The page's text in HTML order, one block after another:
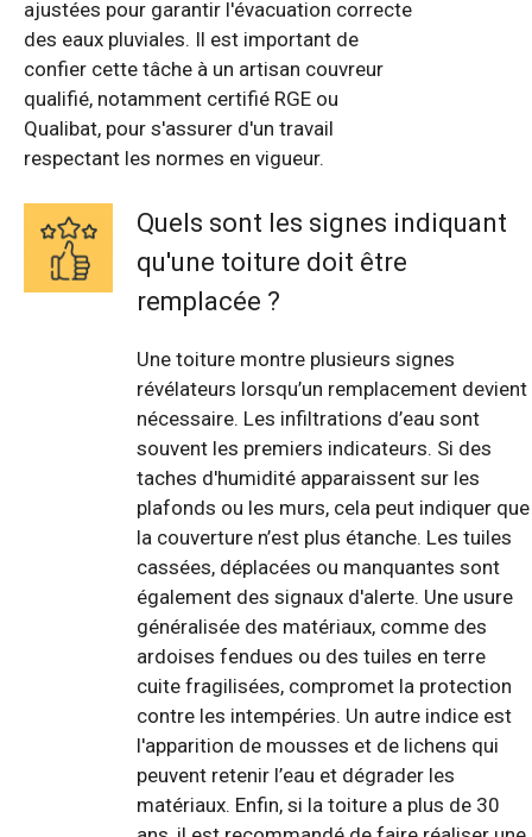
ajustées pour garantir l'évacuation correcte
des eaux pluviales. Il est important de
confier cette tâche à un artisan couvreur
qualifié, notamment certifié RGE ou
Qualibat, pour s'assurer d'un travail
respectant les normes en vigueur.
Quels sont les signes indiquant
qu'une toiture doit être
remplacée ?
Une toiture montre plusieurs signes
révélateurs lorsqu’un remplacement devient
nécessaire. Les infiltrations d’eau sont
souvent les premiers indicateurs. Si des
taches d'humidité apparaissent sur les
plafonds ou les murs, cela peut indiquer que
la couverture n’est plus étanche. Les tuiles
cassées, déplacées ou manquantes sont
également des signaux d'alerte. Une usure
généralisée des matériaux, comme des
ardoises fendues ou des tuiles en terre
cuite fragilisées, compromet la protection
contre les intempéries. Un autre indice est
l'apparition de mousses et de lichens qui
peuvent retenir l’eau et dégrader les
matériaux. Enfin, si la toiture a plus de 30